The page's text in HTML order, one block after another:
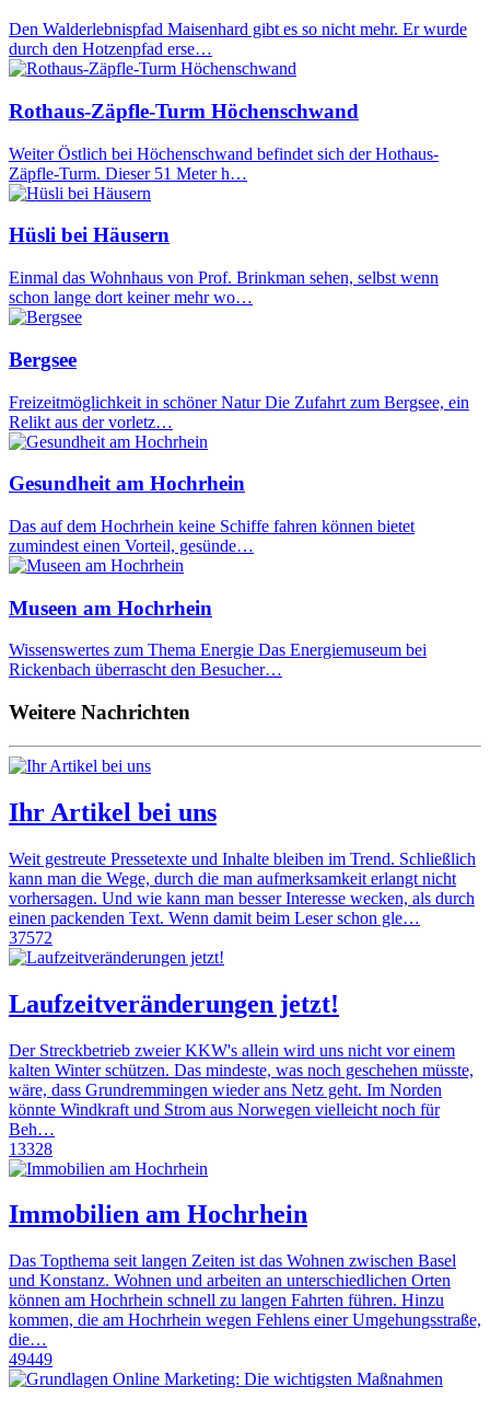
Den Walderlebnispfad Maisenhard gibt es so nicht mehr. Er wurde
durch den Hotzenpfad erse…
Rothaus-Zäpfle-Turm Höchenschwand
Weiter Östlich bei Höchenschwand befindet sich der Hothaus-
Zäpfle-Turm. Dieser 51 Meter h…
Hüsli bei Häusern
Einmal das Wohnhaus von Prof. Brinkman sehen, selbst wenn
schon lange dort keiner mehr wo…
Bergsee
Freizeitmöglichkeit in schöner Natur Die Zufahrt zum Bergsee, ein
Relikt aus der vorletz…
Gesundheit am Hochrhein
Das auf dem Hochrhein keine Schiffe fahren können bietet
zumindest einen Vorteil, gesünde…
Museen am Hochrhein
Wissenswertes zum Thema Energie Das Energiemuseum bei
Rickenbach überrascht den Besucher…
Weitere Nachrichten
Ihr Artikel bei uns
Weit gestreute Pressetexte und Inhalte bleiben im Trend. Schließlich
kann man die Wege, durch die man aufmerksamkeit erlangt nicht
vorhersagen. Und wie kann man besser Interesse wecken, als durch
einen packenden Text. Wenn damit beim Leser schon gle…
37572
Laufzeitveränderungen jetzt!
Der Streckbetrieb zweier KKW's allein wird uns nicht vor einem
kalten Winter schützen. Das mindeste, was noch geschehen müsste,
wäre, dass Grundremmingen wieder ans Netz geht. Im Norden
könnte Windkraft und Strom aus Norwegen vielleicht noch für
Beh…
13328
Immobilien am Hochrhein
Das Topthema seit langen Zeiten ist das Wohnen zwischen Basel
und Konstanz. Wohnen und arbeiten an unterschiedlichen Orten
können am Hochrhein schnell zu langen Fahrten führen. Hinzu
kommen, die am Hochrhein wegen Fehlens einer Umgehungsstraße,
die…
49449